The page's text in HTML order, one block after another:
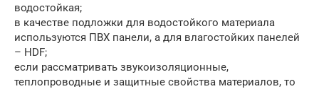
водостойкая;
в качестве подложки для водостойкого материала
используются ПВХ панели, а для влагостойких панелей
– HDF;
если рассматривать звукоизоляционные,
теплопроводные и защитные свойства материалов, то